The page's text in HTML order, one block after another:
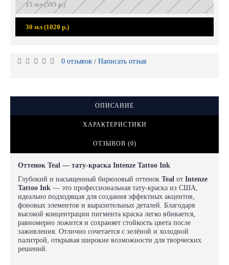
15 мл (595 р.)
30 мл (1020 р.)
0 отзывов / Написать отзыв
ОПИСАНИЕ
ХАРАКТЕРИСТИКИ
ОТЗЫВОВ (0)
Оттенок Teal — тату-краска Intenze Tattoo Ink
Глубокий и насыщенный бирюзовый оттенок Teal от Intenze
Tattoo Ink — это профессиональная тату-краска из США,
идеально подходящая для создания эффектных акцентов,
фоновых элементов и выразительных деталей. Благодаря
высокой концентрации пигмента краска легко вбивается,
равномерно ложится и сохраняет стойкость цвета после
заживления. Отлично сочетается с зелёной и холодной
палитрой, открывая широкие возможности для творческих
решений.